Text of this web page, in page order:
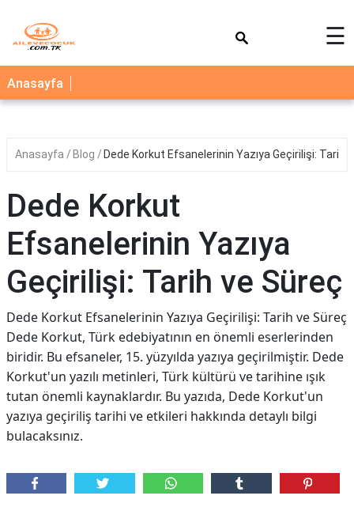
AİLE
ÇOCUK
SAĞLIK
BLOG
FAYDALI
BİLGİLER
TARİFLERİ
☰
Anasayfa
Anasayfa Blog Dede Korkut Efsanelerinin Yazıya Geçirilişi: Tarih
Dede Korkut
Efsanelerinin Yazıya
Geçirilişi: Tarih ve Süreç
Dede Korkut Efsanelerinin Yazıya Geçirilişi: Tarih ve Süreç
Dede Korkut, Türk edebiyatının en önemli eserlerinden
biridir. Bu efsaneler, 15. yüzyılda yazıya geçirilmiştir. Dede
Korkut'un yazılı metinleri, Türk kültürü ve tarihine ışık
tutan önemli kaynaklardır. Bu yazıda, Dede Korkut'un
yazıya geçiriliş tarihi ve etkileri hakkında detaylı bilgi
bulacaksınız.